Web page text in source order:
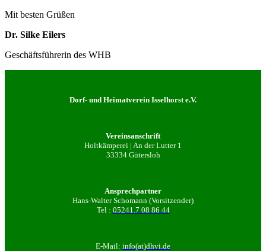
Mit besten Grüßen
Dr. Silke Eilers
Geschäftsführerin des WHB
Dorf- und Heimatverein Isselhorst e.V.
Vereinsanschrift
Holtkämperei | An der Lutter 1
33334 Gütersloh
Ansprechpartner
Hans-Walter Schomann (Vorsitzender)
Tel : 05241.7 08 86 44
E-Mail: info(at)dhvi.de